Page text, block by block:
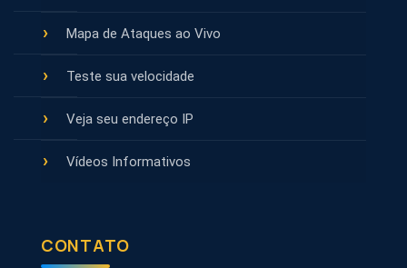
Mapa de Ataques ao Vivo
Teste sua velocidade
Veja seu endereço IP
Vídeos Informativos
CONTATO